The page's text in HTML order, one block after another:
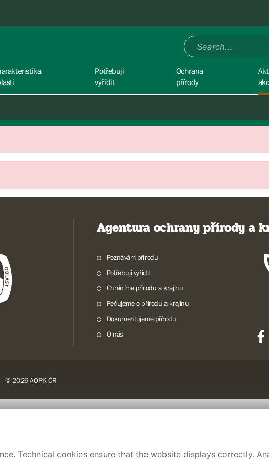
Potřebuji
vyřídit
Ochrana
přírody
Agentura ochrany přírody a
Poznávám přírodu
Potřebuji vyřídit
Chráníme přírodu a krajinu
Pečujeme o přírodu a krajinu
Dokumentujeme přírodu
O nás
© 2026 AOPK ČR
Technical cookies ensure that the website displays correctly.